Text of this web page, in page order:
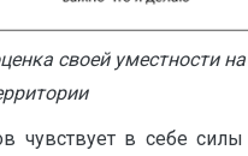
своей уместности
чувствует в себе